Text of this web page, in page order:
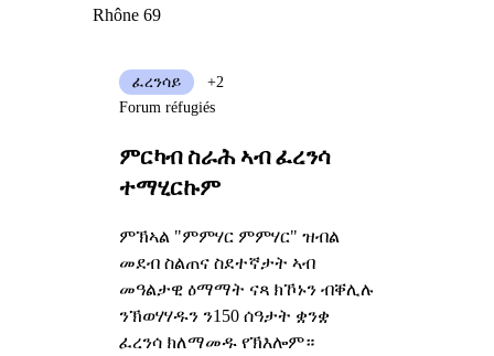
Rhône 69
ምርካብ ስራሕ ኣብ ፈረንሳ
ተማሂርኩም
ምኽኣል "ምምሃር ምምሃር" ዝብል
መደብ ስልጠና ስደተኛታት ኣብ
መዓልታዊ ዕማማት ናጻ ክኾኑን ብቐሊሉ
ንኽወሃሃዱን ን150 ሰዓታት ቋንቋ
ፈረንሳ ክለማመዱ የኽእሎም።
ፈረንሳይ
+2
Forum réfugiés